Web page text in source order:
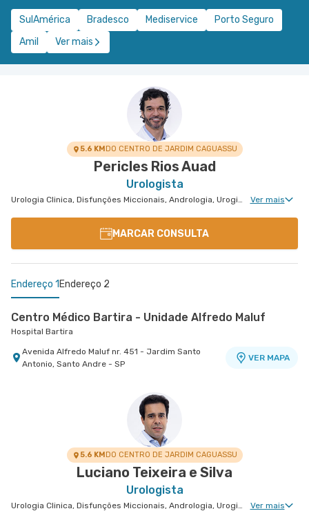
SulAmérica Bradesco Mediservice
Porto Seguro
Amil
Ver mais
5.6 KMDO CENTRO DE JARDIM CAGUASSU
Pericles Rios Auad
Urologista
Urologia Clinica, Disfunções Miccionais, Andrologia, Uroginecologia, Infertilidade Masculina, Urologia Oncológica, Urologia Pediátrica Ver mais
MARCAR CONSULTA
Endereço 1 Endereço 2
Centro Médico Bartira - Unidade Alfredo Maluf
Hospital Bartira
Avenida Alfredo Maluf nr. 451 - Jardim Santo
Antonio, Santo Andre - SP
VER MAPA
Hospital e Maternidade São Luiz São Caetano
Alameda Caulim nr. 115 1° Andar - Ceramica, Sao
5.6 KMDO CENTRO DE JARDIM CAGUASSU
Luciano Teixeira e Silva
Urologista
Urologia Clinica, Disfunções Miccionais, Andrologia, Uroginecologia, Infertilidade Masculina, Urologia Oncológica, Cirurgia Robótica Urológica, Urologia Pediátrica Ver mais